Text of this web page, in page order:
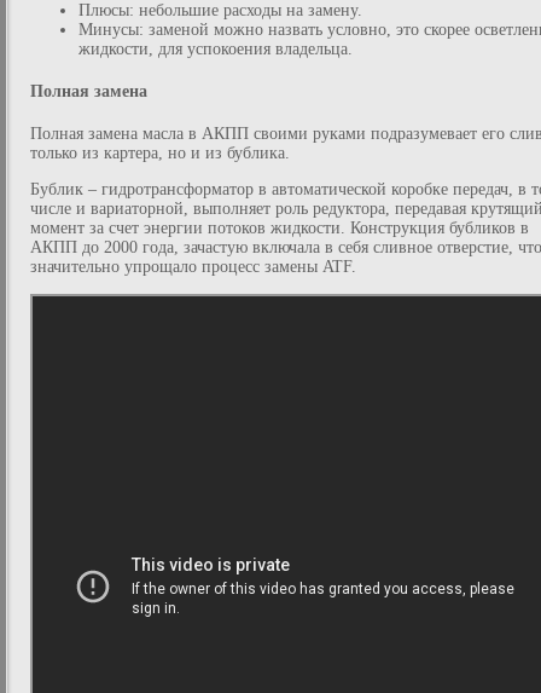
Плюсы: небольшие расходы на замену.
Минусы: заменой можно назвать условно, это скорее
жидкости, для успокоения владельца.
Полная замена
Полная замена масла в АКПП своими руками подразумевает его
только из картера, но и из бублика.
Бублик – гидротрансформатор в автоматической коробке передач, в
числе и вариаторной, выполняет роль редуктора, передавая
момент за счет энергии потоков жидкости. Конструкция бубликов в
АКПП до 2000 года, зачастую включала в себя сливное отверстие, что
значительно упрощало процесс замены ATF.